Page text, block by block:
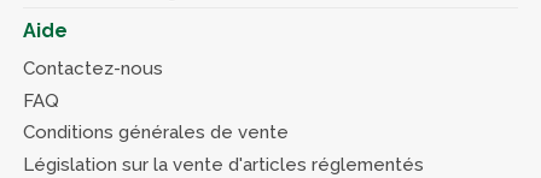
Aide
Contactez-nous
FAQ
Conditions générales de vente
Législation sur la vente d'articles réglementés